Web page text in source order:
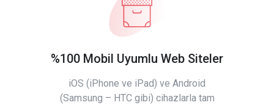
%100 Mobil Uyumlu Web Siteler
iOS (iPhone ve iPad) ve Android
(Samsung – HTC gibi) cihazlarla tam